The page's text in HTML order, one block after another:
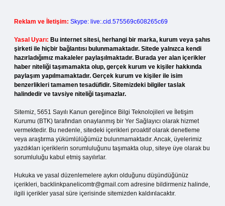
Reklam ve İletişim: Skype: live:.cid.575569c608265c69
Yasal Uyarı: Bu internet sitesi, herhangi bir marka, kurum veya şahıs
şirketi ile hiçbir bağlantısı bulunmamaktadır. Sitede yalnızca kendi
hazırladığımız makaleler paylaşılmaktadır. Burada yer alan içerikler
haber niteliği taşımamakta olup, gerçek kurum ve kişiler hakkında
paylaşım yapılmamaktadır. Gerçek kurum ve kişiler ile isim
benzerlikleri tamamen tesadüfidir. Sitemizdeki bilgiler taslak
halindedir ve tavsiye niteliği taşımazlar.
Sitemiz, 5651 Sayılı Kanun gereğince Bilgi Teknolojileri ve İletişim
Kurumu (BTK) tarafından onaylanmış bir Yer Sağlayıcı olarak hizmet
vermektedir. Bu nedenle, sitedeki içerikleri proaktif olarak denetleme
veya araştırma yükümlülüğümüz bulunmamaktadır. Ancak, üyelerimiz
yazdıkları içeriklerin sorumluluğunu taşımakta olup, siteye üye olarak bu
sorumluluğu kabul etmiş sayılırlar.
Hukuka ve yasal düzenlemelere aykırı olduğunu düşündüğünüz
içerikleri, backlinkpanelicomtr@gmail.com adresine bildirmeniz halinde,
ilgili içerikler yasal süre içerisinde sitemizden kaldırılacaktır.